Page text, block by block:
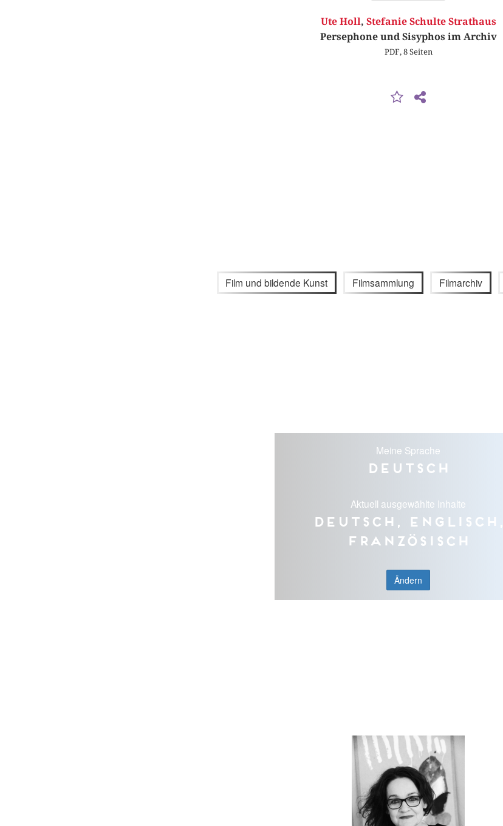
Ute Holl, Stefanie Schulte Strathaus
Persephone und Sisyphos im Archiv
PDF, 8 Seiten
Film und bildende Kunst Filmsammlung Filmarchiv
Meine Sprache
Deutsch
Aktuell ausgewählte Inhalte
Deutsch, Englisch,
Französisch
Ändern